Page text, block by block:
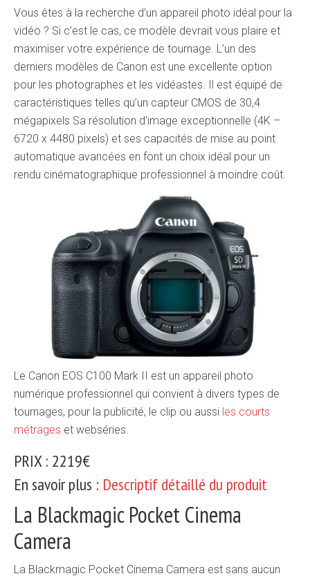
Vous êtes à la recherche d’un appareil photo idéal pour la
vidéo ? Si c’est le cas, ce modèle devrait vous plaire et
maximiser votre expérience de tournage. L’un des
derniers modèles de Canon est une excellente option
pour les photographes et les vidéastes. Il est équipé de
caractéristiques telles qu’un capteur CMOS de 30,4
mégapixels Sa résolution d’image exceptionnelle (4K –
6720 x 4480 pixels) et ses capacités de mise au point
automatique avancées en font un choix idéal pour un
rendu cinématographique professionnel à moindre coût.
Le Canon EOS C100 Mark II est un appareil photo
numérique professionnel qui convient à divers types de
tournages, pour la publicité, le clip ou aussi les courts
métrages et webséries.
PRIX : 2219€
En savoir plus : Descriptif détaillé du produit
La Blackmagic Pocket Cinema
Camera
La Blackmagic Pocket Cinema Camera est sans aucun